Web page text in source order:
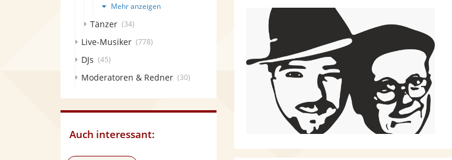
Mehr anzeigen
Tänzer (34)
Live-Musiker (778)
DJs (45)
Moderatoren & Redner (30)
Auch interessant: